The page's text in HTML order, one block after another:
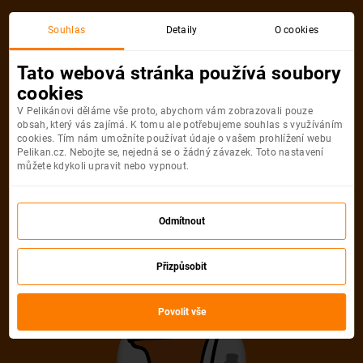
Detail pobytu
Ups! Tento pobyt
nelze najít
Pelikán se velmi snažil, ale uvedenou
nabídku neumí najít. Možná, že je
zastaralá nebo uvedená URL adresa není
správná.
Souhlas Detaily O cookies
Tato webová stránka používá soubory
cookies
V Pelikánovi děláme vše proto, abychom vám zobrazovali pouze
obsah, který vás zajímá. K tomu ale potřebujeme souhlas s využíváním
cookies. Tím nám umožníte používat údaje o vašem prohlížení webu
Pelikan.cz. Nebojte se, nejedná se o žádný závazek. Toto nastavení
můžete kdykoli upravit nebo vypnout.
Odmítnout
Přizpůsobit
Povolit vše